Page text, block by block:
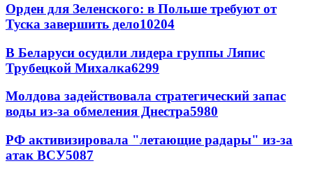
Орден для Зеленского: в Польше требуют от
Туска завершить дело10204
В Беларуси осудили лидера группы Ляпис
Трубецкой Михалка6299
Молдова задействовала стратегический запас
воды из-за обмеления Днестра5980
РФ активизировала "летающие радары" из-за
атак ВСУ5087